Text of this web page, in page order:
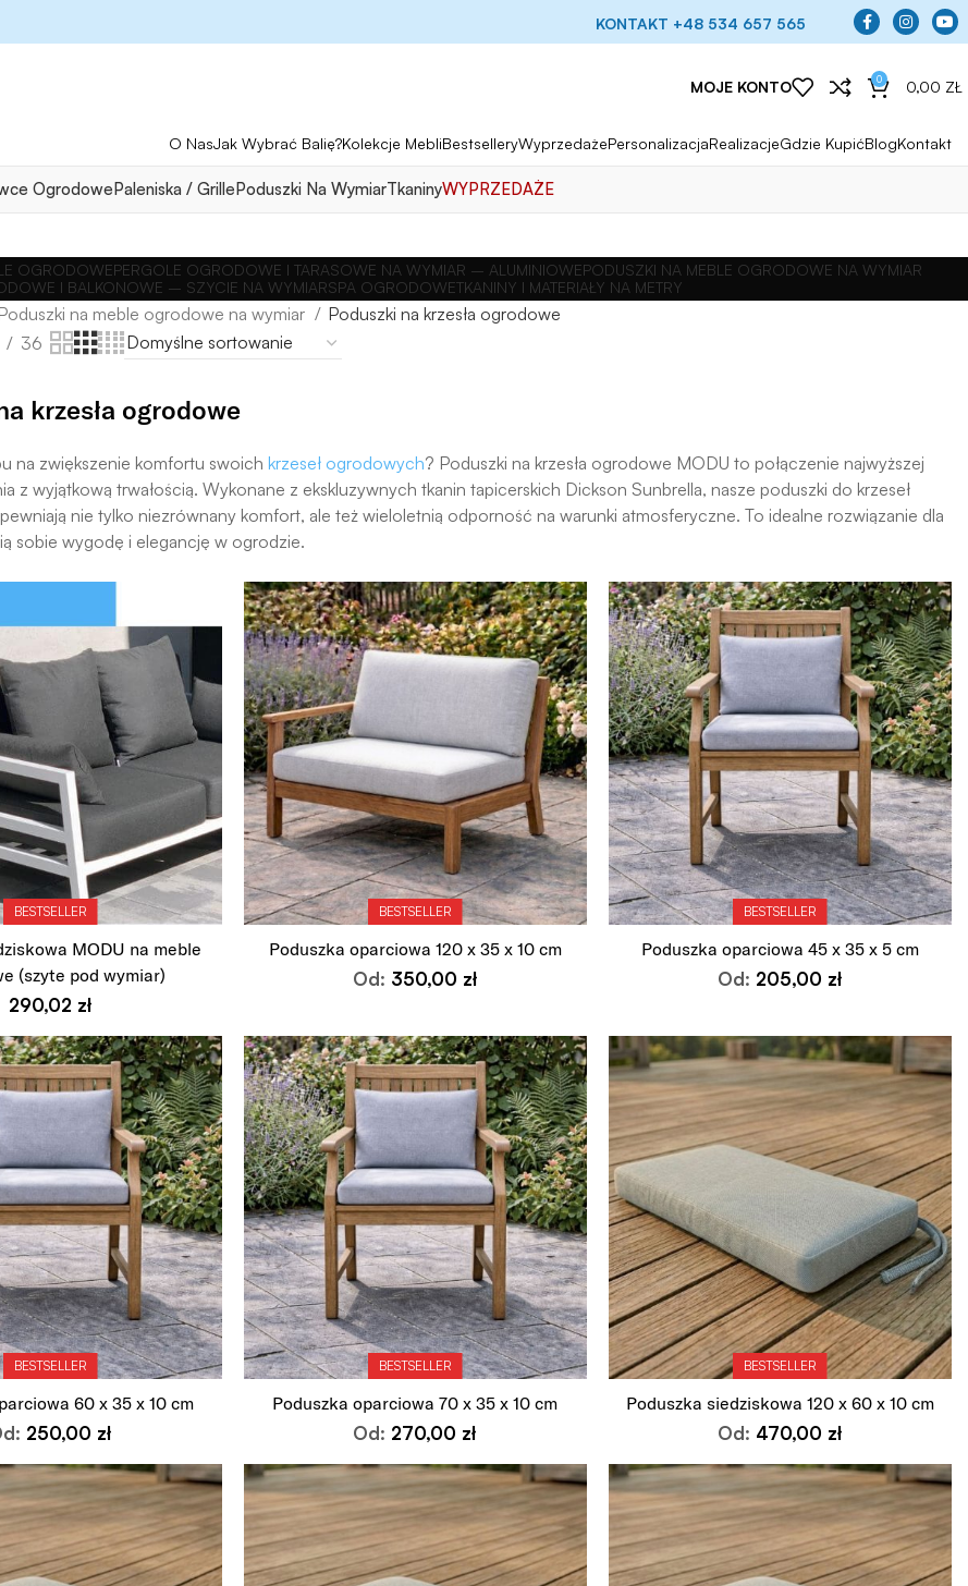
KONTAKT +48 534 657 565
O NasJak Wybrać Balię?Kolekcje MebliBestselleryWyprzedażePersonalizacjaRealizacjeGdzie KupićBlogKontakt
MOJE KONTO 0 0,00 ZŁ
OgrodowePaleniska / GrillePoduszki Na WymiarTkaninyWYPRZEDAŻE
OGRODOWEPERGOLE OGRODOWE I TARASOWE NA WYMIAR – ALUMINIOWEPODUSZKI NA MEBLE OGRODOWE NA WYMIAR
I BALKONOWE – SZYCIE NA WYMIARSPA OGRODOWETKANINY I MATERIAŁY NA METRY
krzesła ogrodowe
na zwiększenie komfortu swoich krzeseł ogrodowych? Poduszki na krzesła ogrodowe MODU to połączenie najwyższej
z wyjątkową trwałością. Wykonane z ekskluzywnych tkanin tapicerskich Dickson Sunbrella, nasze poduszki do krzeseł
nie tylko niezrównany komfort, ale też wieloletnią odporność na warunki atmosferyczne. To idealne rozwiązanie dla
sobie wygodę i elegancję w ogrodzie.
Poduszki na meble ogrodowe na wymiar
Poduszki na krzesła ogrodowe
36
BESTSELLER
MODU na meble
(szyte pod wymiar)
290,02 zł
BESTSELLER
Poduszka oparciowa 120 x 35 x 10 cm
Od: 350,00 zł
BESTSELLER
Poduszka oparciowa 45 x 35 x 5 cm
Od: 205,00 zł
BESTSELLER
60 x 35 x 10 cm
250,00 zł
BESTSELLER
Poduszka oparciowa 70 x 35 x 10 cm
Od: 270,00 zł
BESTSELLER
Poduszka siedziskowa 120 x 60 x 10 cm
Od: 470,00 zł